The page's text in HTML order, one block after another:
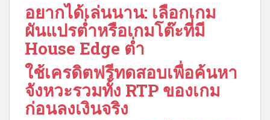
อยากได้เล่นนาน: เลือกเกม
ผันแปรต่ำหรือเกมโต๊ะที่มี
House Edge ต่ำ
ใช้เครดิตฟรีทดสอบเพื่อค้นหา
จังหวะรวมทั้ง RTP ของเกม
ก่อนลงเงินจริง